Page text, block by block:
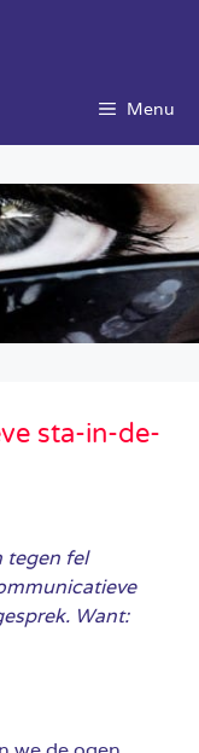
Menu
sta-in-de-
tegen fel
Want: